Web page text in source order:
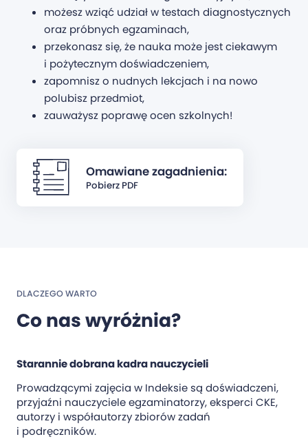
możesz wziąć udział w testach diagnostycznych
oraz próbnych egzaminach,
przekonasz się, że nauka może jest ciekawym
i pożytecznym doświadczeniem,
zapomnisz o nudnych lekcjach i na nowo
polubisz przedmiot,
zauważysz poprawę ocen szkolnych!
Omawiane zagadnienia:
Pobierz PDF
DLACZEGO WARTO
Co nas wyróżnia?
Starannie dobrana kadra nauczycieli
Prowadzącymi zajęcia w Indeksie są doświadczeni,
przyjaźni nauczyciele egzaminatorzy, eksperci CKE,
autorzy i współautorzy zbiorów zadań
i podręczników.